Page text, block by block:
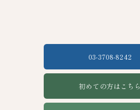
03-3708-8242
初めての方はこちら